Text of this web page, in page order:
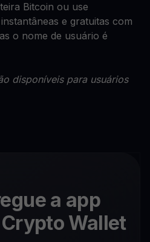
Bitcoin ou use
e gratuitas com
o nome de usuário é
disponíveis para usuários
a app
Crypto Wallet